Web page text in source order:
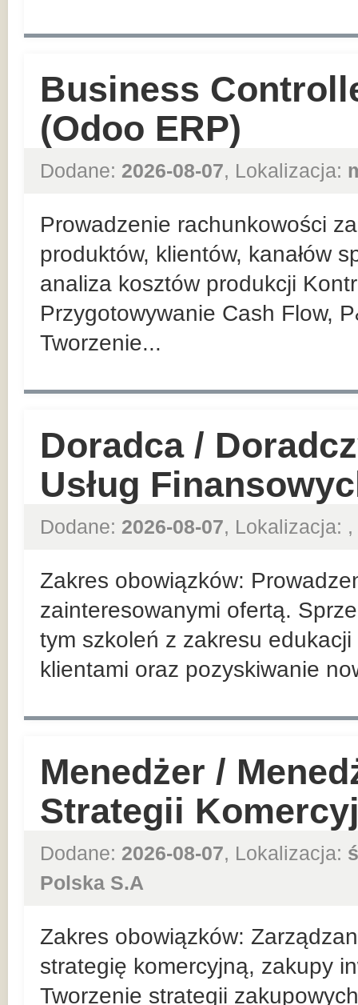
Business
(Odoo ERP)
Dodane: 2026-08-07, Lokalizacja:
Prowadzenie rachunkowości
produktów, klientów, kanałów
analiza kosztów produkcji
Przygotowywanie Cash Flow,
Tworzenie...
Doradca /
Usług
Dodane: 2026-08-07, Lokalizacja:
Zakres obowiązków:
zainteresowanymi ofertą.
tym szkoleń z zakresu
klientami oraz pozyskiwanie
Menedżer /
Strategii
Dodane: 2026-08-07, Lokalizacja:
Polska S.A
Zakres obowiązków:
strategię komercyjną, zakupy
Tworzenie strategii